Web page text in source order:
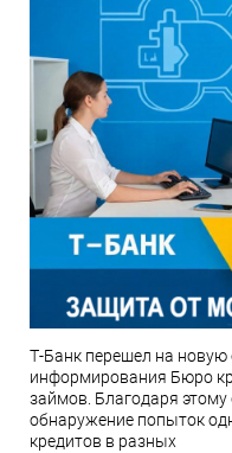
Т-Банк перешел на новую
информирования Бюро
займов. Благодаря
обнаружение попыток
кредитов в разных